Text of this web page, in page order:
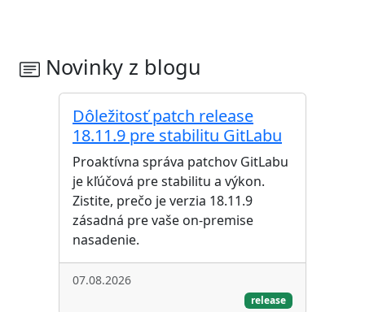
Novinky z blogu
Dôležitosť patch release
18.11.9 pre stabilitu GitLabu
Proaktívna správa patchov GitLabu
je kľúčová pre stabilitu a výkon.
Zistite, prečo je verzia 18.11.9
zásadná pre vaše on-premise
nasadenie.
07.08.2026
release